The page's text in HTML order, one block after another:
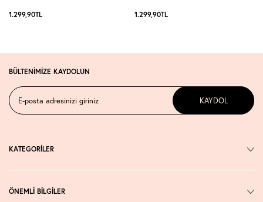
1.299,90TL 1.299,90TL
BÜLTENİMİZE KAYDOLUN
KAYDOL
KATEGORİLER
ÖNEMLİ BİLGİLER